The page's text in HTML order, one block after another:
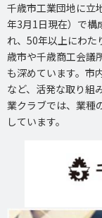
千歳市工業団地に立
年3月1日現在）で構
れ、50年以上にわた
歳市や千歳商工会議
も深めています。市
など、活発な取り組
業クラブでは、業種
しています。